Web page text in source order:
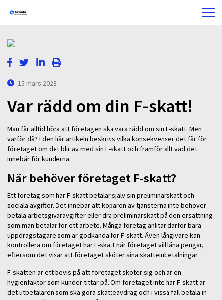
15 mars 2023
Var rädd om din F-skatt!
Man får alltid höra att företagen ska vara rädd om sin F-skatt. Men
varför då? I den här artikeln beskrivs vilka konsekvenser det får för
företaget om det blir av med sin F-skatt och framför allt vad det
innebär för kunderna.
När behöver företaget F-skatt?
Ett företag som har F-skatt betalar själv sin preliminärskatt och
sociala avgifter. Det innebär att köparen av tjänsterna inte behöver
betala arbetsgivaravgifter eller dra preliminärskatt på den ersättning
som man betalar för ett arbete. Många företag anlitar därför bara
uppdragstagare som är godkända för F-skatt. Även långivare kan
kontrollera om företaget har F-skatt när företaget vill låna pengar,
eftersom det visar att företaget sköter sina skatteinbetalningar.
F-skatten är ett bevis på att företaget sköter sig och är en
hygienfaktor som kunder tittar på. Om företaget inte har F-skatt är
det utbetalaren som ska göra skatteavdrag och i vissa fall betala in